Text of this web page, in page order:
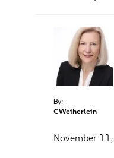
By:
CWeiherlein
November